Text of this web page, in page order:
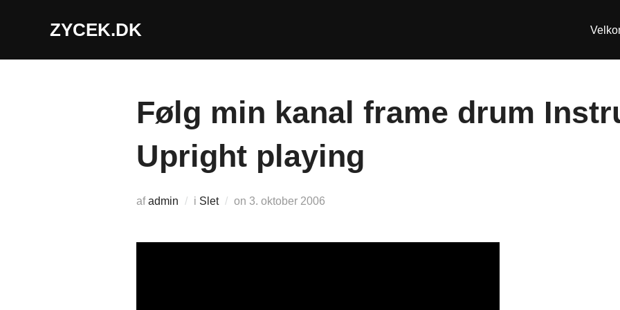
ZYCEK.DK
Følg min kanal frame drum
Upright playing
afadmin i Slet on Udgivet
3. oktober 2006